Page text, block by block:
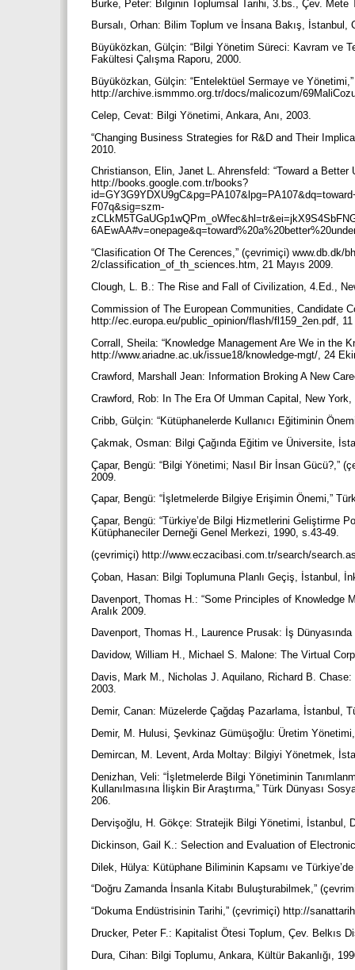
Burke, Peter: Bilginin Toplumsal Tarihi, 3.bs., Çev.
Bursalı, Orhan: Bilim Toplum ve İnsana Bakış, İstanbul,
Büyüközkan, Gülçin: “Bilgi Yönetim Süreci: Kavram ve
Fakültesi Çalışma Raporu, 2000.
Büyüközkan, Gülçin: “Entelektüel Sermaye ve
http://archive.ismmmo.org.tr/docs/malicozum/
Celep, Cevat: Bilgi Yönetimi, Ankara, Anı, 2003.
“Changing Business Strategies for R&D and Their
2010.
Christianson, Elin, Janet L. Ahrensfeld: “Toward a
http://books.google.com.tr/books?
F07q&sig=szm-
“Clasification Of The Cerences,” (çevrimiçi) www.db.dk/
2/classification_of_th_sciences.htm, 21 Mayıs 2009.
Clough, L. B.: The Rise and Fall of Civilization, 4.Ed.,
Commission of The European Communities, Candidate
http://ec.europa.eu/public_opinion/flash/fl159_2en.pdf,
Corrall, Sheila: “Knowledge Management Are We in the
http://www.ariadne.ac.uk/issue18/knowledge-mgt/, 24
Crawford, Marshall Jean: Information Broking A New
Crawford, Rob: In The Era Of Umman Capital, New
Cribb, Gülçin: “Kütüphanelerde Kullanıcı Eğitiminin
Çakmak, Osman: Bilgi Çağında Eğitim ve Üniversite,
Çapar, Bengü: “Bilgi Yönetimi; Nasıl Bir İnsan Gücü?,”
2009.
Çapar, Bengü: “İşletmelerde Bilgiye Erişimin Önemi,”
Çapar, Bengü: “Türkiye’de Bilgi Hizmetlerini Geliştirme
Kütüphaneciler Derneği Genel Merkezi, 1990, s.43-49.
(çevrimiçi) http://www.eczacibasi.com.tr/search/
Çoban, Hasan: Bilgi Toplumuna Planlı Geçiş, İstanbul,
Davenport, Thomas H.: “Some Principles of Knowledge
Aralık 2009.
Davenport, Thomas H., Laurence Prusak: İş
Davidow, William H., Michael S. Malone: The Virtual
Davis, Mark M., Nicholas J. Aquilano, Richard B.
2003.
Demir, Canan: Müzelerde Çağdaş Pazarlama, İstanbul,
Demir, M. Hulusi, Şevkinaz Gümüşoğlu: Üretim
Demircan, M. Levent, Arda Moltay: Bilgiyi Yönetmek,
Denizhan, Veli: “İşletmelerde Bilgi Yönetiminin
Kullanılmasına İlişkin Bir Araştırma,” Türk Dünyası
206.
Dervişoğlu, H. Gökçe: Stratejik Bilgi Yönetimi, İstanbul,
Dickinson, Gail K.: Selection and Evaluation of
Dilek, Hülya: Kütüphane Biliminin Kapsamı ve
“Doğru Zamanda İnsanla Kitabı Buluşturabilmek,”
“Dokuma Endüstrisinin Tarihi,” (çevrimiçi) http://
Drucker, Peter F.: Kapitalist Ötesi Toplum, Çev. Belkıs
Dura, Cihan: Bilgi Toplumu, Ankara, Kültür Bakanlığı,